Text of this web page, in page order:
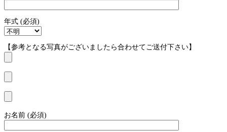
年式 (必須)
【参考となる写真がございましたら合わせてご送付下さい】
お名前 (必須)